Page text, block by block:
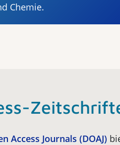
Chemie.
Access Journals (DOAJ)